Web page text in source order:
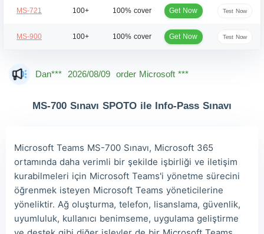
MS-721 100+ 100% cover Get Now Test Now
MS-900 100+ 100% cover Get Now Test Now
Dan*** 2026/08/09 order Microsoft ***
Lia*** 2026/08/09 order Microsoft ***
Wil*** 2026/08/09 order Microsoft ***
Luc*** 2026/08/09 order Microsoft ***
Mas*** 2026/08/09 order Microsoft ***
MS-700 Sınavı SPOTO ile Info-Pass Sınavı
Microsoft Teams MS-700 Sınavı, Microsoft 365
ortamında daha verimli bir şekilde işbirliği ve iletişim
kurabilmeleri için Microsoft Teams'i yönetme sürecini
öğrenmek isteyen Microsoft Teams yöneticilerine
yöneliktir. Ağ oluşturma, telefon, lisanslama, güvenlik,
uyumluluk, kullanıcı benimseme, uygulama geliştirme